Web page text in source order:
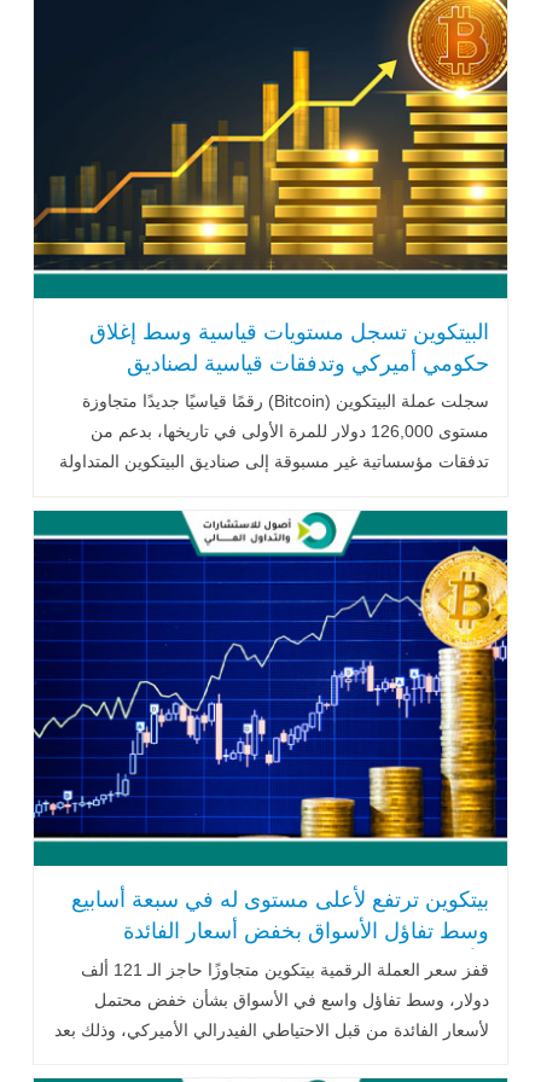
البيتكوين تسجل مستويات قياسية وسط إغلاق
حكومي أميركي وتدفقات قياسية لصناديق
الاستثمار
سجلت عملة البيتكوين (Bitcoin) رقمًا قياسيًا جديدًا متجاوزة
مستوى 126,000 دولار للمرة الأولى في تاريخها، بدعم من
تدفقات مؤسساتية غير مسبوقة إلى صناديق البيتكوين المتداولة
بيتكوين ترتفع لأعلى مستوى له في سبعة أسابيع
وسط تفاؤل الأسواق بخفض أسعار الفائدة
الأميركية
قفز سعر العملة الرقمية بيتكوين متجاوزًا حاجز الـ 121 ألف
دولار، وسط تفاؤل واسع في الأسواق بشأن خفض محتمل
لأسعار الفائدة من قبل الاحتياطي الفيدرالي الأميركي، وذلك بعد